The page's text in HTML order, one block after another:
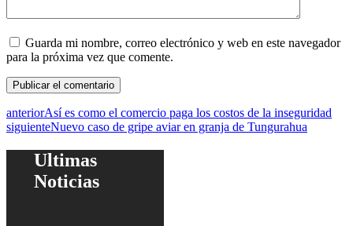
Guarda mi nombre, correo electrónico y web en este navegador
para la próxima vez que comente.
anteriorAsí es como el comercio paga los costos de la inseguridad
siguienteNuevo caso de gripe aviar en granja de Tungurahua
Ultimas
Noticias